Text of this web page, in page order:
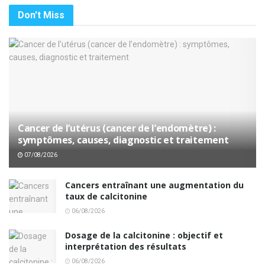
Don't Miss
Cancer de l’utérus (cancer de l’endomètre) :
symptômes, causes, diagnostic et traitement
07/08/2026
Cancers entraînant une augmentation du
taux de calcitonine
06/08/2026
Dosage de la calcitonine : objectif et
interprétation des résultats
06/08/2026